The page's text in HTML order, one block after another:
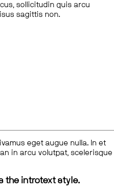
sollicitudin quis arcu
sagittis non.
eget augue nulla. In et
in arcu volutpat, scelerisque
the introtext style.